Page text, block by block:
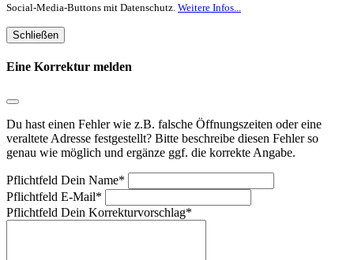
Social-Media-Buttons mit Datenschutz. Weitere Infos...
Schließen
Eine Korrektur melden
Du hast einen Fehler wie z.B. falsche Öffnungszeiten oder eine
veraltete Adresse festgestellt? Bitte beschreibe diesen Fehler so
genau wie möglich und ergänze ggf. die korrekte Angabe.
Pflichtfeld Dein Name*
Pflichtfeld E-Mail*
Pflichtfeld Dein Korrekturvorschlag*